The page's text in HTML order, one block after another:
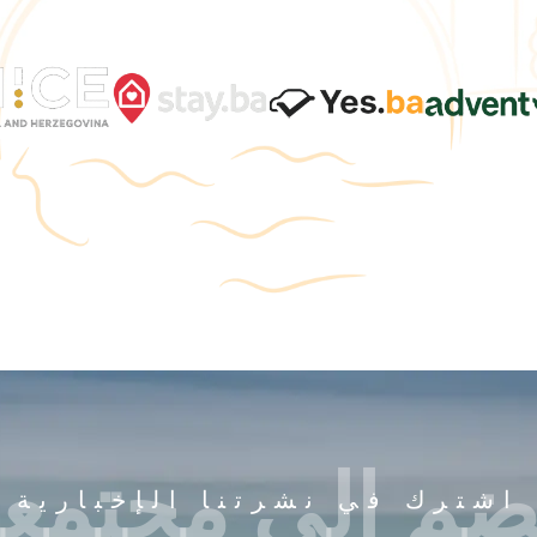
اشترك في نشرتنا الإخبارية
إلى